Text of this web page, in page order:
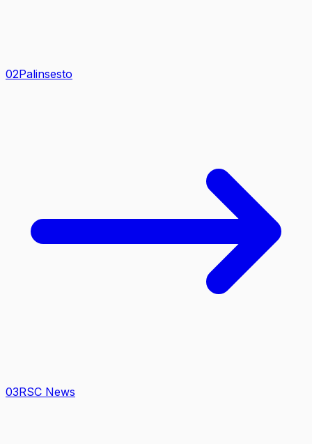
02Palinsesto
03RSC News